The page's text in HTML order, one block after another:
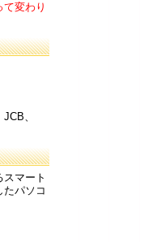
て変わり
、
スマート
たパソコ